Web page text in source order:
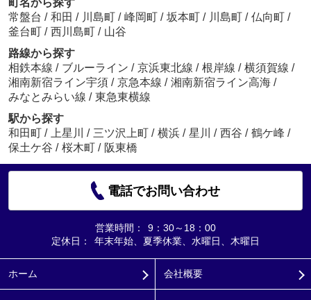
常盤台 / 和田 / 川島町 / 峰岡町 / 坂本町 / 川島町 / 仏向町 /
釜台町 / 西川島町 / 山谷
路線から探す
相鉄本線 / ブルーライン / 京浜東北線 / 根岸線 / 横須賀線 /
湘南新宿ライン宇須 / 京急本線 / 湘南新宿ライン高海 /
みなとみらい線 / 東急東横線
駅から探す
和田町 / 上星川 / 三ツ沢上町 / 横浜 / 星川 / 西谷 / 鶴ケ峰 /
保土ケ谷 / 桜木町 / 阪東橋
電話でお問い合わせ
営業時間：
9：30～18：00
定休日：
年末年始、夏季休業、水曜日、木曜日
ホーム 会社概要